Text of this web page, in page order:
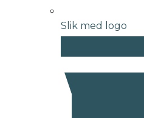
Slik med logo